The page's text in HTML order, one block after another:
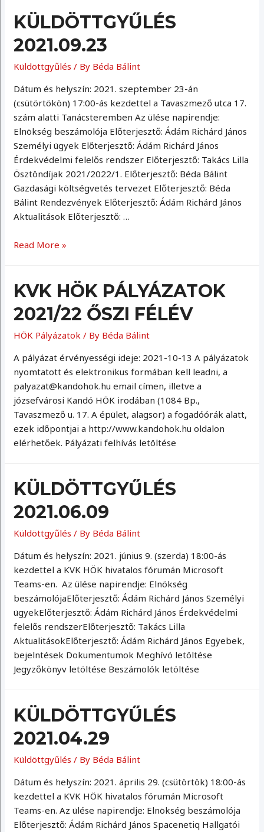
KÜLDÖTTGYŰLÉS
2021.09.23
Küldöttgyűlés / By Béda Bálint
Dátum és helyszín: 2021. szeptember 23-án
(csütörtökön) 17:00-ás kezdettel a Tavaszmező utca 17.
szám alatti Tanácsteremben Az ülése napirendje:
Elnökség beszámolója Előterjesztő: Ádám Richárd János
Személyi ügyek Előterjesztő: Ádám Richárd János
Érdekvédelmi felelős rendszer Előterjesztő: Takács Lilla
Ösztöndíjak 2021/2022/1. Előterjesztő: Béda Bálint
Gazdasági költségvetés tervezet Előterjesztő: Béda
Bálint Rendezvények Előterjesztő: Ádám Richárd János
Aktualitások Előterjesztő: …
Küldöttgyűlés
Read More »
KVK HÖK PÁLYÁZATOK
2021/22 ŐSZI FÉLÉV
HÖK Pályázatok / By Béda Bálint
A pályázat érvényességi ideje: 2021-10-13 A pályázatok
nyomtatott és elektronikus formában kell leadni, a
palyazat@kandohok.hu email címen, illetve a
józsefvárosi Kandó HÖK irodában (1084 Bp.,
Tavaszmező u. 17. A épület, alagsor) a fogadóórák alatt,
ezek időpontjai a http://www.kandohok.hu oldalon
elérhetőek. Pályázati felhívás letöltése
KÜLDÖTTGYŰLÉS
2021.06.09
Küldöttgyűlés / By Béda Bálint
Dátum és helyszín: 2021. június 9. (szerda) 18:00-ás
kezdettel a KVK HÖK hivatalos fórumán Microsoft
Teams-en. Az ülése napirendje: Elnökség
beszámolójaElőterjesztő: Ádám Richárd János Személyi
ügyekElőterjesztő: Ádám Richárd János Érdekvédelmi
felelős rendszerElőterjesztő: Takács Lilla
AktualitásokElőterjesztő: Ádám Richárd János Egyebek,
bejelntések Dokumentumok Meghívó letöltése
Jegyzőkönyv letöltése Beszámolók letöltése
KÜLDÖTTGYŰLÉS
2021.04.29
Küldöttgyűlés / By Béda Bálint
Dátum és helyszín: 2021. április 29. (csütörtök) 18:00-ás
kezdettel a KVK HÖK hivatalos fórumán Microsoft
Teams-en. Az ülése napirendje: Elnökség beszámolója
Előterjesztő: Ádám Richárd János Spacenetiq Hallgatói